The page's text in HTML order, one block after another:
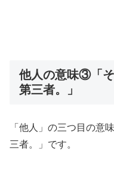
他人の意味③「そ
第三者。」
「他人」の三つ目の意
三者。」です。